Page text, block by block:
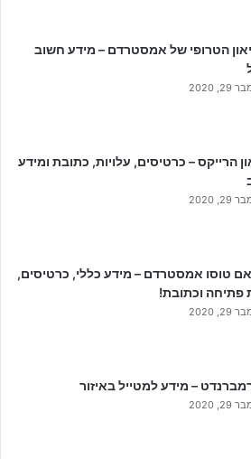
הטרופי של אמסטרדם – מידע חשוב
2020
הרייקס – כרטיסים, עלויות, כתובת ומידע
2020
טוסו אמסטרדם – מידע כללי, כרטיסים,
פתיחה וכתובת!
2020
– מידע למטייל באיזור
2020